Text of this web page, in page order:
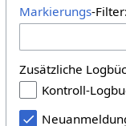
Markierungs-Filter:
Zusätzliche
Kontroll-